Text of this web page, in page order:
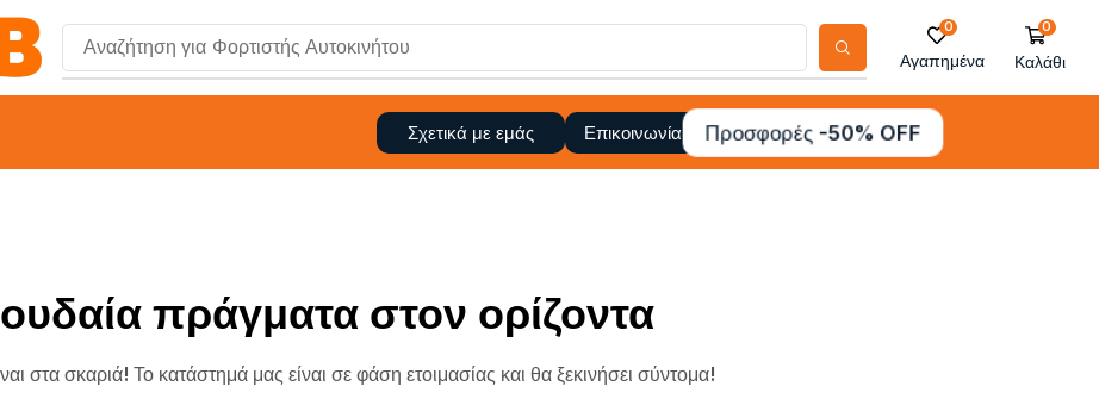
Αναζήτηση για
0
Αγαπημένα
0
Καλάθι
Σχετικά με εμάς Επικοινωνία Προσφορές -50% OFF
πράγματα στον ορίζοντα
στα σκαριά! Το κατάστημά μας είναι σε φάση ετοιμασίας και θα ξεκινήσει σύντομα!